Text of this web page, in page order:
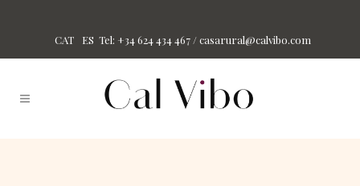
CAT ES Tel: +34 624 434 467 / casarural@calvibo.com